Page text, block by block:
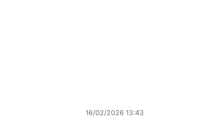
16/02/2026 13:43